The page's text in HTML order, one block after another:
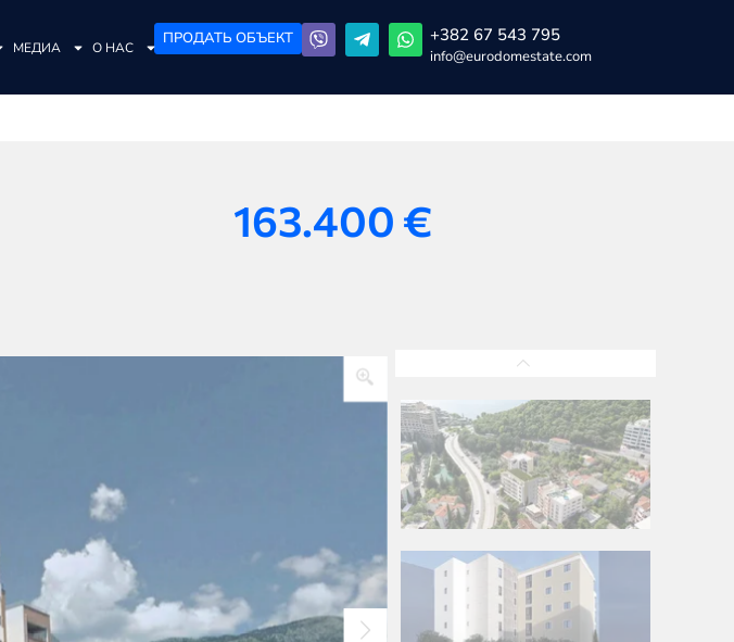
МЕДИА О НАС ПРОДАТЬ ОБЪЕКТ +382 67 543 795
info@eurodomestate.com
163.400 €